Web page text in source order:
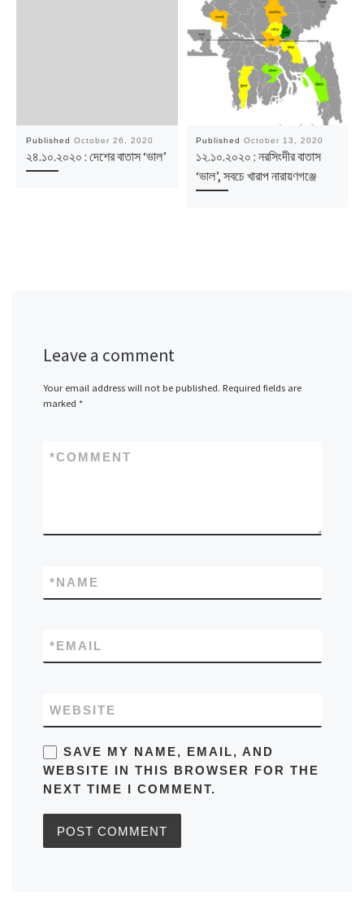
Published October 26, 2020
২৪.১০.২০২০ : দেশের বাতাস ‘ভাল’
Published October 13, 2020
১২.১০.২০২০ : নরসিংদীর বাতাস
‘ভাল’, সবচে খারাপ নারায়ণগঞ্জে
Leave a comment
Your email address will not be published. Required fields are
marked *
COMMENT
*
NAME
*
EMAIL
*
WEBSITE
SAVE MY NAME, EMAIL, AND
WEBSITE IN THIS BROWSER FOR THE
NEXT TIME I COMMENT.